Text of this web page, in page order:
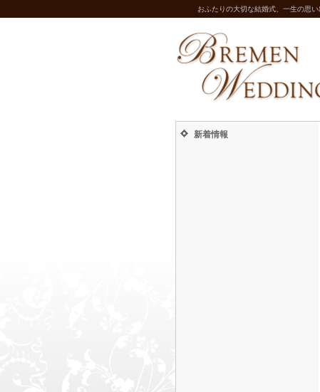
おふたりの大切な結婚式、一生の思
新着情報